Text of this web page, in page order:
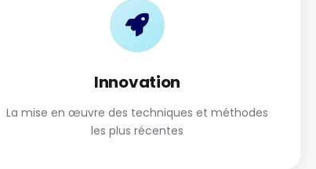
Innovation
La mise en œuvre des techniques et méthodes
les plus récentes